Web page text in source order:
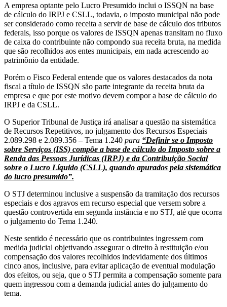
A empresa optante pelo Lucro Presumido inclui o ISSQN na base
de cálculo do IRPJ e CSLL, todavia, o imposto municipal não pode
ser considerado como receita a servir de base de cálculo dos tributos
federais, isso porque os valores de ISSQN apenas transitam no fluxo
de caixa do contribuinte não compondo sua receita bruta, na medida
que são recolhidos aos entes municipais, em nada acrescendo ao
patrimônio da entidade.
Porém o Fisco Federal entende que os valores destacados da nota
fiscal a título de ISSQN são parte integrante da receita bruta da
empresa e que por este motivo devem compor a base de cálculo do
IRPJ e da CSLL.
O Superior Tribunal de Justiça irá analisar a questão na sistemática
de Recursos Repetitivos, no julgamento dos Recursos Especiais
2.089.298 e 2.089.356 – Tema 1.240 para “Definir se o Imposto
sobre Serviços (ISS) compõe a base de cálculo do Imposto sobre a
Renda das Pessoas Jurídicas (IRPJ) e da Contribuição Social
sobre o Lucro Líquido (CSLL), quando apurados pela sistemática
do lucro presumido”.
O STJ determinou inclusive a suspensão da tramitação dos recursos
especiais e dos agravos em recurso especial que versem sobre a
questão controvertida em segunda instância e no STJ, até que ocorra
o julgamento do Tema 1.240.
Neste sentido é necessário que os contribuintes ingressem com
medida judicial objetivando assegurar o direito à restituição e/ou
compensação dos valores recolhidos indevidamente dos últimos
cinco anos, inclusive, para evitar aplicação de eventual modulação
dos efeitos, ou seja, que o STJ permita a compensação somente para
quem ingressou com a demanda judicial antes do julgamento do
tema.